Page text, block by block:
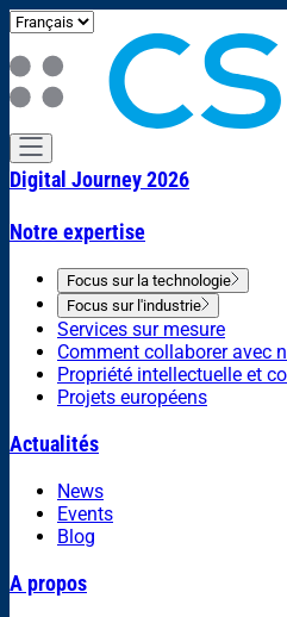
Digital Journey 2026
Notre expertise
Focus sur la technologie
Focus sur l'industrie
Services sur mesure
Comment collaborer avec
Propriété intellectuelle et
Projets européens
Actualités
News
Events
Blog
A propos